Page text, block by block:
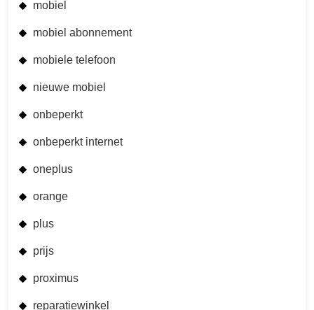
mobiel
mobiel abonnement
mobiele telefoon
nieuwe mobiel
onbeperkt
onbeperkt internet
oneplus
orange
plus
prijs
proximus
reparatiewinkel